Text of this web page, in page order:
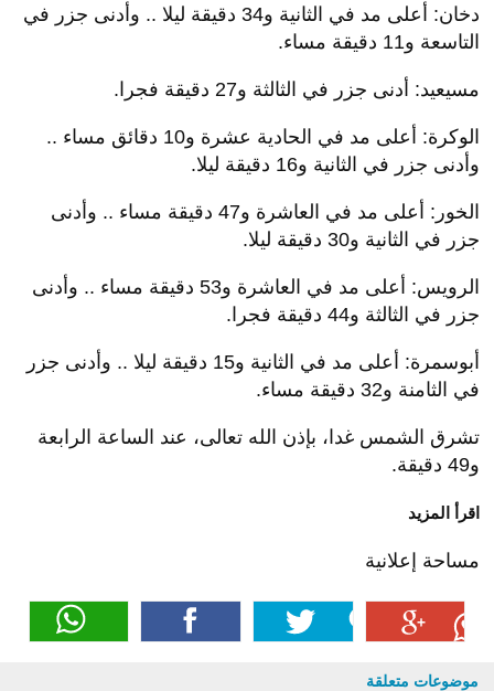
دخان: أعلى مد في الثانية و34 دقيقة ليلا .. وأدنى جزر في
التاسعة و11 دقيقة مساء.
مسيعيد: أدنى جزر في الثالثة و27 دقيقة فجرا.
الوكرة: أعلى مد في الحادية عشرة و10 دقائق مساء ..
وأدنى جزر في الثانية و16 دقيقة ليلا.
الخور: أعلى مد في العاشرة و47 دقيقة مساء .. وأدنى
جزر في الثانية و30 دقيقة ليلا.
الرويس: أعلى مد في العاشرة و53 دقيقة مساء .. وأدنى
جزر في الثالثة و44 دقيقة فجرا.
أبوسمرة: أعلى مد في الثانية و15 دقيقة ليلا .. وأدنى جزر
في الثامنة و32 دقيقة مساء.
تشرق الشمس غدا، بإذن الله تعالى، عند الساعة الرابعة
و49 دقيقة.
اقرأ المزيد
مساحة إعلانية
موضوعات متعلقة